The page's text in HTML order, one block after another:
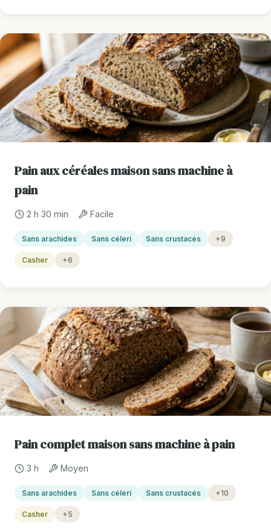
Pain aux céréales maison sans machine à
pain
2 h 30 min Facile
Sans arachides Sans céleri Sans crustacés +9
Casher +6
Pain complet maison sans machine à pain
3 h Moyen
Sans arachides Sans céleri Sans crustacés +10
Casher +5